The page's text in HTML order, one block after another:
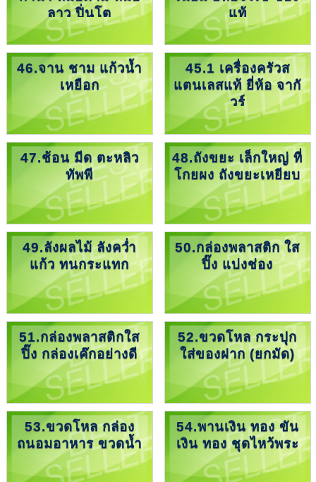
ลาว ปิ่นโต
แท้
46.จาน ชาม แก้วน้ำ
เหยือก
45.1 เครื่องครัวส
แตนเลสแท้ ยี่ห้อ จากั
วร์
47.ช้อน มีด ตะหลิว
ทัพพี
48.ถังขยะ เล็กใหญ่ ที่
โกยผง ถังขยะเหยียบ
49.ลังผลไม้ ลังคว่ำ
แก้ว ทนกระแทก
50.กล่องพลาสติก ใส
ปิ๊ง แบ่งช่อง
51.กล่องพลาสติกใส
ปิ๊ง กล่องเค๊กอย่างดี
52.ขวดโหล กระปุก
ใส่ของฝาก (ยกมัด)
53.ขวดโหล กล่อง
ถนอมอาหาร ขวดน้ำ
54.พานเงิน ทอง ขัน
เงิน ทอง ชุดไหว้พระ